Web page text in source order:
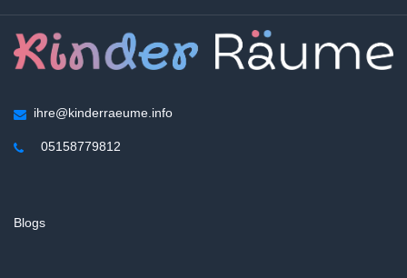
ihre@kinderraeume.info
05158779812
Blogs